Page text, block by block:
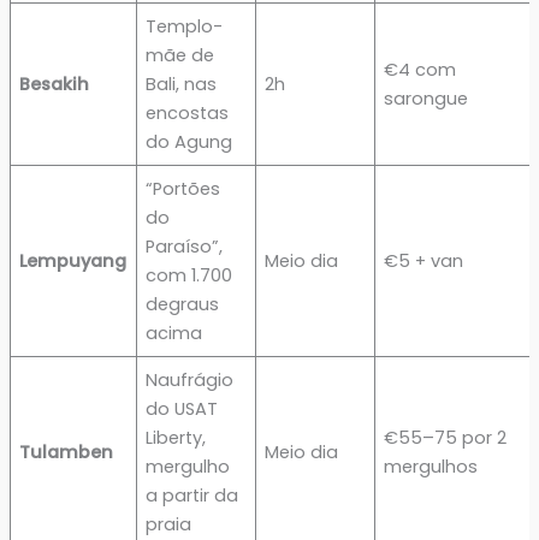
Besakih
Templo-
mãe de
Bali, nas
encostas
do Agung
2h
€4 com
sarongue
Lempuyang
“Portões
do
Paraíso”,
com 1.700
degraus
acima
Meio dia €5 + van
Tulamben
Naufrágio
do USAT
Liberty,
mergulho
a partir da
praia
Meio dia
€55–75 por 2
mergulhos